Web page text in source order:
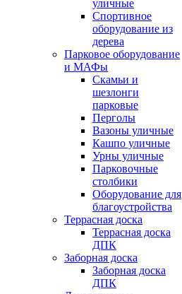
уличные
Спортивное
оборудование из
дерева
Парковое оборудование
и МАФы
Скамьи и
шезлонги
парковые
Перголы
Вазоны уличные
Кашпо уличные
Урны уличные
Парковочные
столбики
Оборудование для
благоустройства
Террасная доска
Террасная доска
ДПК
Заборная доска
Заборная доска
ДПК